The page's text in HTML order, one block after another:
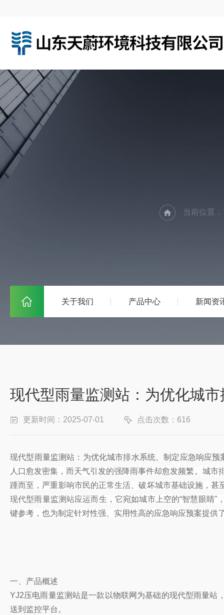
关于我们 产品中心 新闻资
当前位置：
现代型雨量监测站：为优化城
更新时间：2025-07-01 点击次数：616
现代型雨量监测站：为优化城市排水系统、制定应急响应
人口愈发密集，而天气引发的强降雨事件却愈发频繁。城
踵而至，严重影响市民的正常生活、破坏城市基础设施，
现代型雨量监测站应运而生，它宛如城市上空的“智慧眼睛
键参考，也为制定针对性强、实用性高的应急响应预案提供
一、产品概述
YJ2压电雨量监测站是一款以物联网为基础的现代型雨量
送到监控平台。